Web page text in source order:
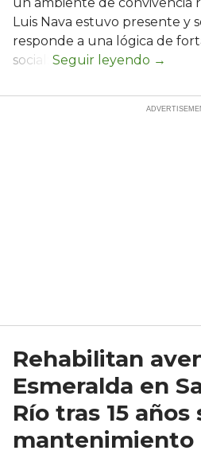
Luis Nava estuvo presente y
responde a una lógica de
social:
Rehabilitan
Esmeralda en
Río tras 15 años
mantenimiento